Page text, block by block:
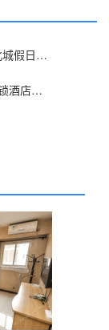
文安北城假日酒店
7天连锁酒店（三河燕郊开发区行宫大街店）